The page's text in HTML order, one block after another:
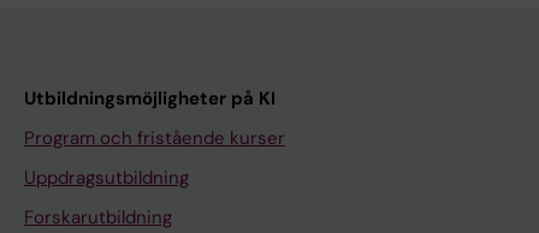
Utbildningsmöjligheter på KI
Program och fristående kurser
Uppdragsutbildning
Forskarutbildning